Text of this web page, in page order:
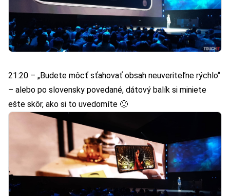
21:20 – „Budete môcť sťahovať obsah neuveriteľne rýchlo“
– alebo po slovensky povedané, dátový balík si miniete
ešte skôr, ako si to uvedomíte 🙂